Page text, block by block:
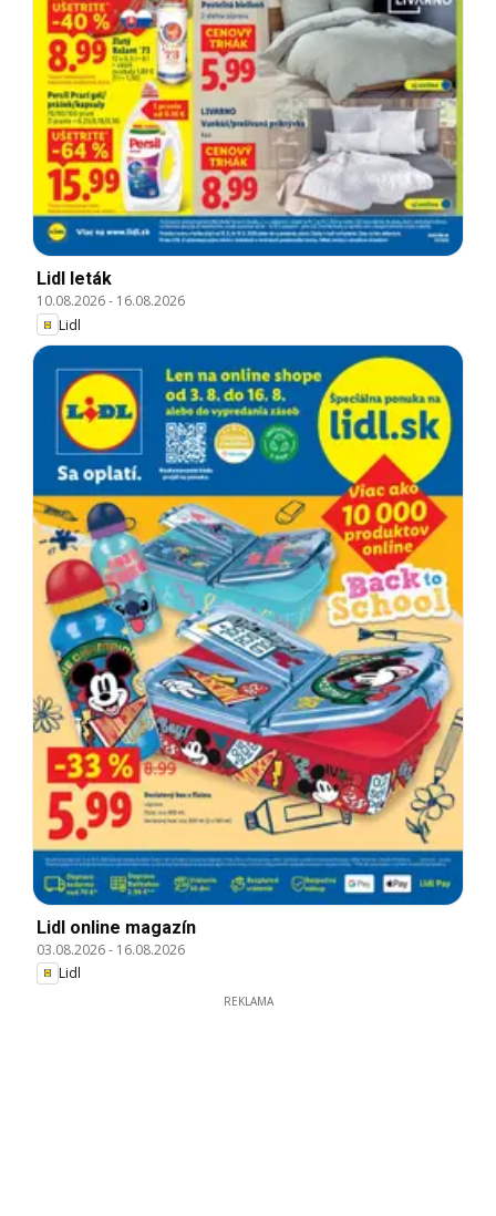
Lidl leták
10.08.2026- 16.08.2026
Lidl
Lidl online magazín
03.08.2026- 16.08.2026
Lidl
REKLAMA